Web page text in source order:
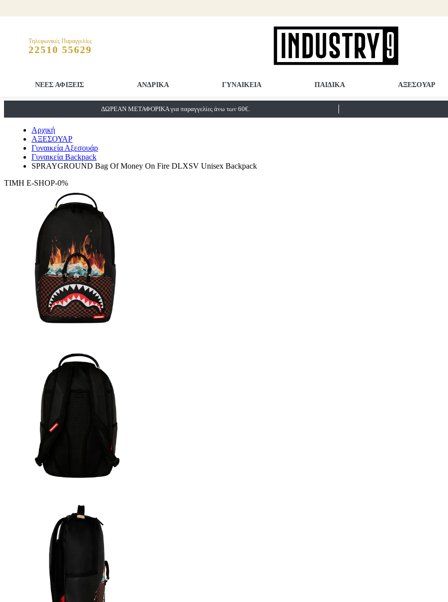
Τηλεφωνικές Παραγγελίες
22510 55629
ΝΕΕΣ ΑΦΙΞΕΙΣ ΑΝΔΡΙΚΑ ΓΥΝΑΙΚΕΙΑ ΠΑΙΔΙΚΑ ΑΞΕΣΟΥΑΡ
ΔΩΡΕΑΝ ΜΕΤΑΦΟΡΙΚΑ για παραγγελίες άνω των 60€.
Αρχική
ΑΞΕΣΟΥΑΡ
Γυναικεία Αξεσουάρ
Γυναικεία Backpack
SPRAYGROUND Bag Of Money On Fire DLXSV Unisex Backpack
ΤΙΜΗ E-SHOP-0%